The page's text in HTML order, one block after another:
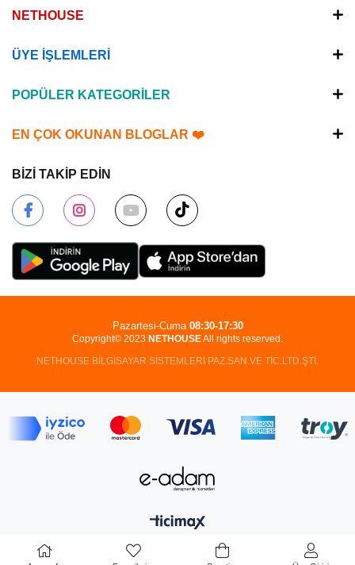
NETHOUSE
ÜYE İŞLEMLERİ
POPÜLER KATEGORİLER
EN ÇOK OKUNAN BLOGLAR ❤️
BİZİ TAKİP EDİN
Copyright© 2023 NETHOUSEAll rights reserved.
NETHOUSE BİLGİSAYAR SİSTEMLERİ PAZ.SAN.VE TİC.LTD.ŞTİ.
Pazartesi-Cuma 08:30-17:30